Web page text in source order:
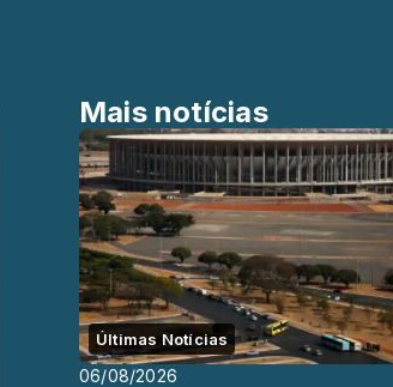
Mais notícias
Últimas Notícias
06/08/2026